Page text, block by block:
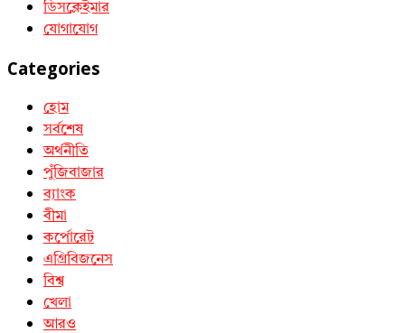
ডিসক্লেইমার
যোগাযোগ
Categories
হোম
সর্বশেষ
অর্থনীতি
পুঁজিবাজার
ব্যাংক
বীমা
কর্পোরেট
এগ্রিবিজনেস
বিশ্ব
খেলা
আরও